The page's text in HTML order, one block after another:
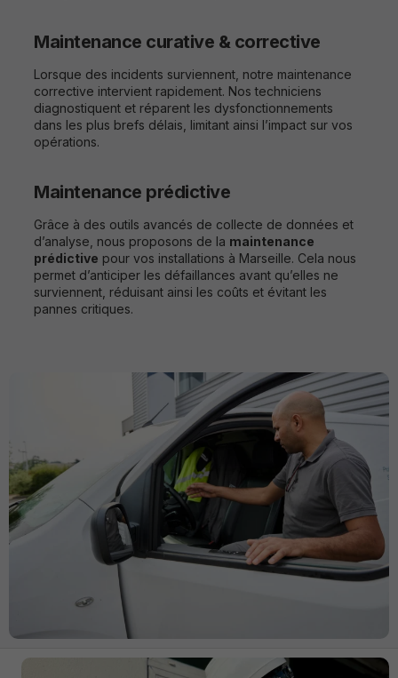
Maintenance curative & corrective
Lorsque des incidents surviennent, notre maintenance
corrective intervient rapidement. Nos techniciens
diagnostiquent et réparent les dysfonctionnements
dans les plus brefs délais, limitant ainsi l’impact sur vos
opérations.
Maintenance prédictive
Grâce à des outils avancés de collecte de données et
d’analyse, nous proposons de la maintenance
prédictive pour vos installations à Marseille. Cela nous
permet d’anticiper les défaillances avant qu’elles ne
surviennent, réduisant ainsi les coûts et évitant les
pannes critiques.
ne sont pas